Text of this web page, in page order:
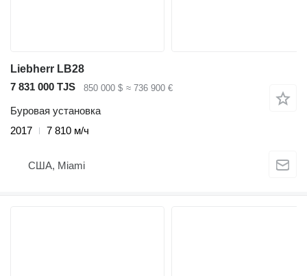
Liebherr LB28
7 831 000 TJS
850 000 $ ≈ 736 900 €
Буровая установка
2017
7 810 м/ч
США, Miami